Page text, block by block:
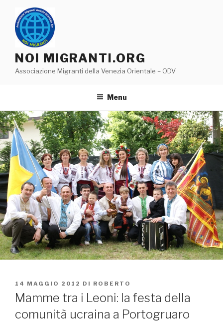
contenuto
NOI MIGRANTI.ORG
Associazione Migranti della Venezia Orientale – ODV
Menu
PUBBLICATO
IL
14 MAGGIO 2012 DI ROBERTO
Mamme tra i Leoni: la festa della
comunità ucraina a Portogruaro